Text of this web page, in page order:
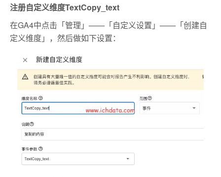
注册自定义维度TextCopy_text
在GA4中点击「管理」——「自定义设置」——「创建自
定义维度」，然后做如下设置：